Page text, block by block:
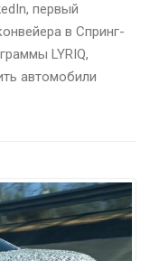
первый
в Спринг-
LYRIQ,
автомобили